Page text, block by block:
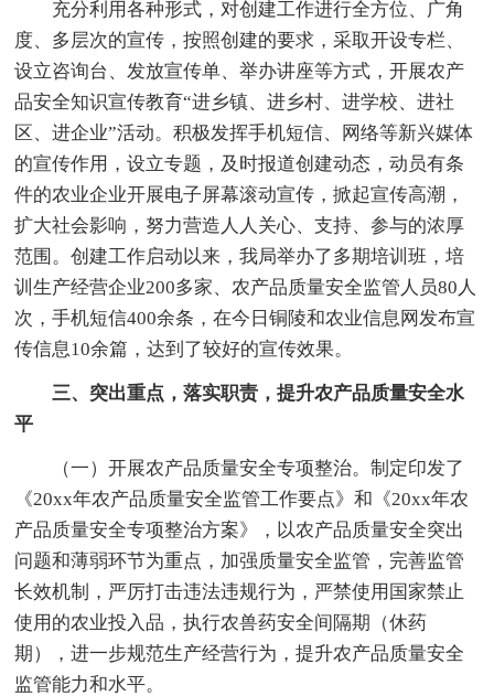
充分利用各种形式，对创建工作进行全方位、广角
度、多层次的宣传，按照创建的要求，采取开设专栏、
设立咨询台、发放宣传单、举办讲座等方式，开展农产
品安全知识宣传教育“进乡镇、进乡村、进学校、进社
区、进企业”活动。积极发挥手机短信、网络等新兴媒体
的宣传作用，设立专题，及时报道创建动态，动员有条
件的农业企业开展电子屏幕滚动宣传，掀起宣传高潮，
扩大社会影响，努力营造人人关心、支持、参与的浓厚
范围。创建工作启动以来，我局举办了多期培训班，培
训生产经营企业200多家、农产品质量安全监管人员80人
次，手机短信400余条，在今日铜陵和农业信息网发布宣
传信息10余篇，达到了较好的宣传效果。
三、突出重点，落实职责，提升农产品质量安全水
平
（一）开展农产品质量安全专项整治。制定印发了
《20xx年农产品质量安全监管工作要点》和《20xx年农
产品质量安全专项整治方案》，以农产品质量安全突出
问题和薄弱环节为重点，加强质量安全监管，完善监管
长效机制，严厉打击违法违规行为，严禁使用国家禁止
使用的农业投入品，执行农兽药安全间隔期（休药
期），进一步规范生产经营行为，提升农产品质量安全
监管能力和水平。